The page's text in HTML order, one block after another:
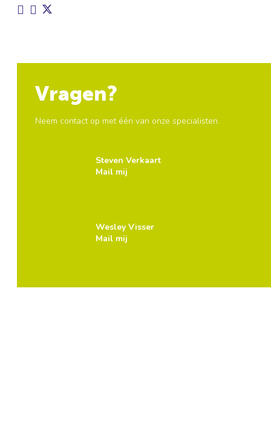
 
Vragen?
Neem contact op met één van onze specialisten.
Steven Verkaart
Mail mij
Wesley Visser
Mail mij